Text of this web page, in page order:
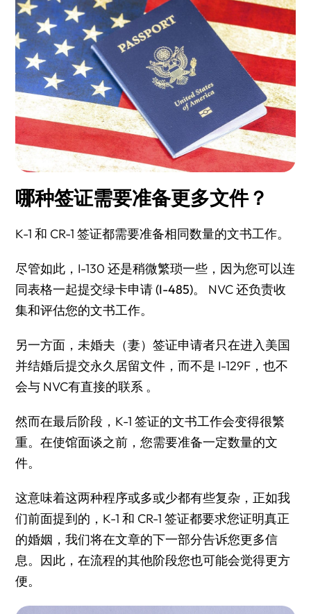
哪种签证需要准备更多文件？
K-1 和 CR-1 签证都需要准备相同数量的文书工作。
尽管如此，I-130 还是稍微繁琐一些，因为您可以连
同表格一起提交绿卡申请 (I-485)。 NVC 还负责收
集和评估您的文书工作。
另一方面，未婚夫（妻）签证申请者只在进入美国
并结婚后提交永久居留文件，而不是 I-129F，也不
会与 NVC有直接的联系 。
然而在最后阶段，K-1 签证的文书工作会变得很繁
重。在使馆面谈之前，您需要准备一定数量的文
件。
这意味着这两种程序或多或少都有些复杂，正如我
们前面提到的，K-1 和 CR-1 签证都要求您证明真正
的婚姻，我们将在文章的下一部分告诉您更多信
息。因此，在流程的其他阶段您也可能会觉得更方
便。